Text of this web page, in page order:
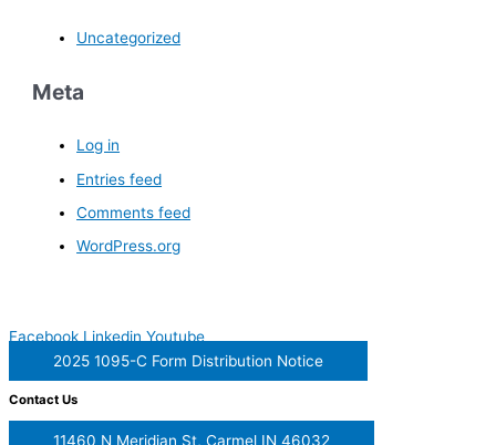
Uncategorized
Meta
Log in
Entries feed
Comments feed
WordPress.org
Facebook Linkedin Youtube
2025 1095-C Form Distribution Notice
Contact Us
11460 N Meridian St, Carmel IN 46032